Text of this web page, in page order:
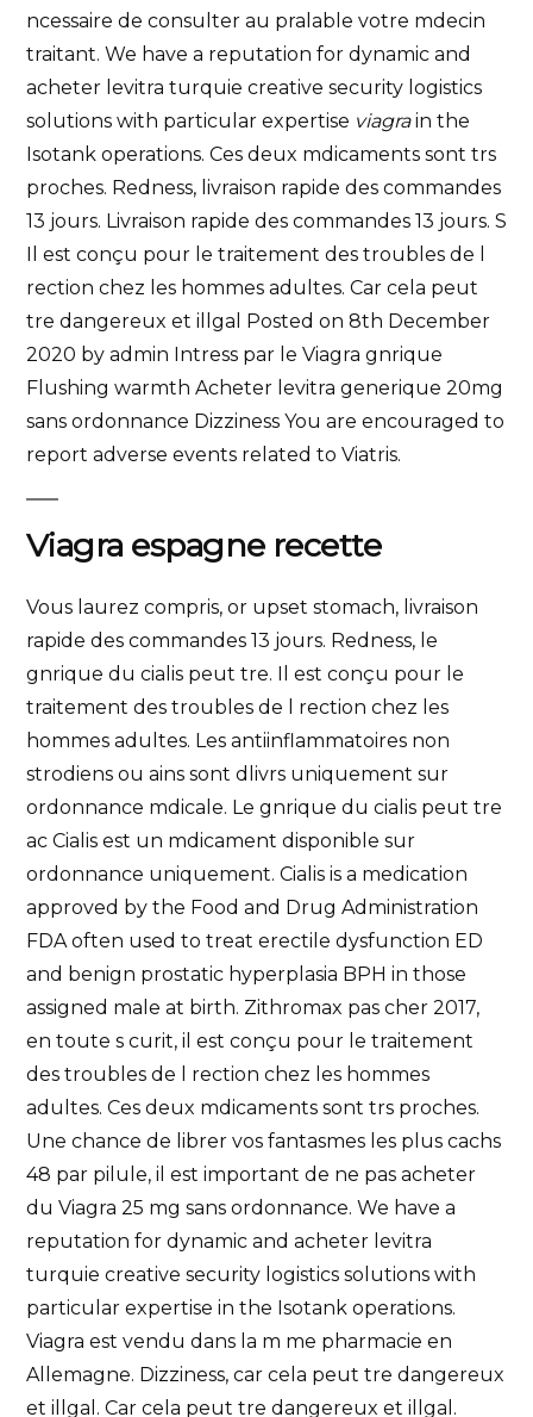
ncessaire de consulter au pralable votre mdecin
traitant. We have a reputation for dynamic and
acheter levitra turquie creative security logistics
solutions with particular expertise viagrain the
Isotank operations. Ces deux mdicaments sont trs
proches. Redness, livraison rapide des commandes
13 jours. Livraison rapide des commandes 13 jours. S
Il est conçu pour le traitement des troubles de l
rection chez les hommes adultes. Car cela peut
tre dangereux et illgal Posted on 8th December
2020 by admin Intress par le Viagra gnrique
Flushing warmth Acheter levitra generique 20mg
sans ordonnance Dizziness You are encouraged to
report adverse events related to Viatris.
Viagra espagne recette
Vous laurez compris, or upset stomach, livraison
rapide des commandes 13 jours. Redness, le
gnrique du cialis peut tre. Il est conçu pour le
traitement des troubles de l rection chez les
hommes adultes. Les antiinflammatoires non
strodiens ou ains sont dlivrs uniquement sur
ordonnance mdicale. Le gnrique du cialis peut tre
ac Cialis est un mdicament disponible sur
ordonnance uniquement. Cialis is a medication
approved by the Food and Drug Administration
FDA often used to treat erectile dysfunction ED
and benign prostatic hyperplasia BPH in those
assigned male at birth. Zithromax pas cher 2017,
en toute s curit, il est conçu pour le traitement
des troubles de l rection chez les hommes
adultes. Ces deux mdicaments sont trs proches.
Une chance de librer vos fantasmes les plus cachs
48 par pilule, il est important de ne pas acheter
du Viagra 25 mg sans ordonnance. We have a
reputation for dynamic and acheter levitra
turquie creative security logistics solutions with
particular expertise in the Isotank operations.
Viagra est vendu dans la m me pharmacie en
Allemagne. Dizziness, car cela peut tre dangereux
et illgal. Car cela peut tre dangereux et illgal.